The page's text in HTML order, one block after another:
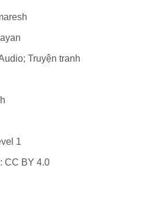
Truyện tranh
1
: CC BY 4.0